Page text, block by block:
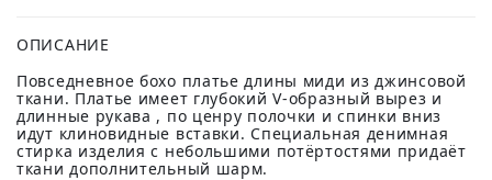
ОПИСАНИЕ
Повседневное бохо платье длины миди из джинсовой
ткани. Платье имеет глубокий V-образный вырез и
длинные рукава , по ценру полочки и спинки вниз
идут клиновидные вставки. Специальная денимная
стирка изделия с небольшими потёртостями придаёт
ткани дополнительный шарм.